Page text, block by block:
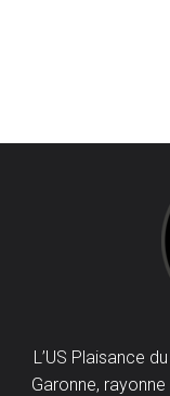
L’US Plaisance
Garonne,